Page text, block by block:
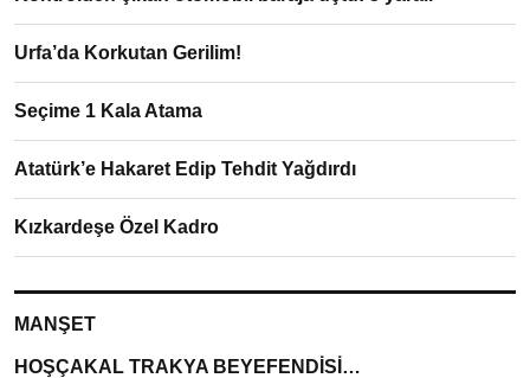
Urfa’da Korkutan Gerilim!
Seçime 1 Kala Atama
Atatürk’e Hakaret Edip Tehdit Yağdırdı
Kızkardeşe Özel Kadro
MANŞET
HOŞÇAKAL TRAKYA BEYEFENDİSİ…